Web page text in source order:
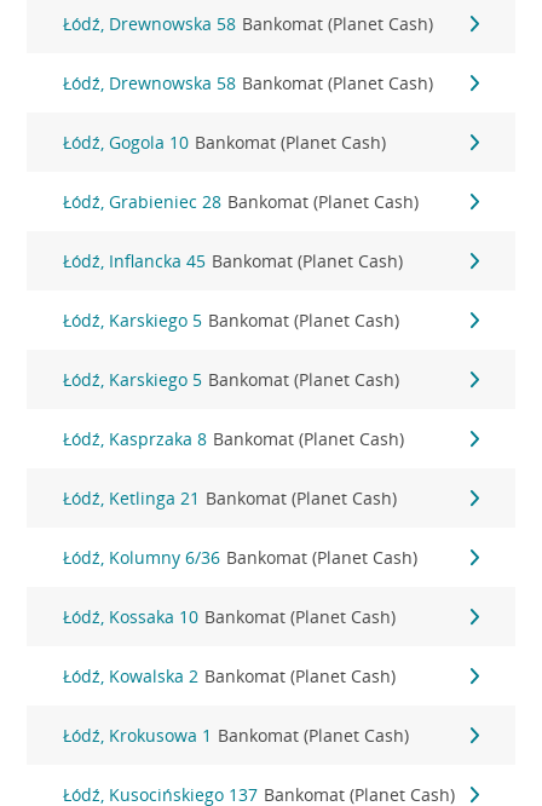
Łódź, Drewnowska 58 Bankomat (Planet Cash)
Łódź, Drewnowska 58 Bankomat (Planet Cash)
Łódź, Gogola 10 Bankomat (Planet Cash)
Łódź, Grabieniec 28 Bankomat (Planet Cash)
Łódź, Inflancka 45 Bankomat (Planet Cash)
Łódź, Karskiego 5 Bankomat (Planet Cash)
Łódź, Karskiego 5 Bankomat (Planet Cash)
Łódź, Kasprzaka 8 Bankomat (Planet Cash)
Łódź, Ketlinga 21 Bankomat (Planet Cash)
Łódź, Kolumny 6/36 Bankomat (Planet Cash)
Łódź, Kossaka 10 Bankomat (Planet Cash)
Łódź, Kowalska 2 Bankomat (Planet Cash)
Łódź, Krokusowa 1 Bankomat (Planet Cash)
Łódź, Kusocińskiego 137 Bankomat (Planet Cash)